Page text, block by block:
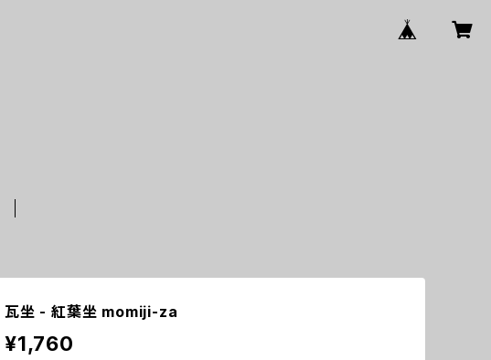
瓦坐 - 紅葉坐 momiji-za
¥1,760